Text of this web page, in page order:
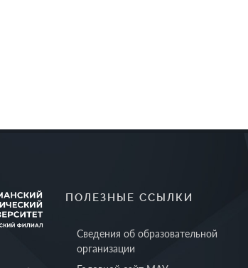
ПОЛЕЗНЫЕ ССЫЛКИ
Сведения об образовательной
организации